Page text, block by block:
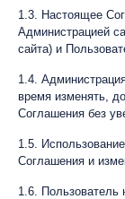
1.3. Настоящее
Администрацией
сайта) и
1.4.
время изменять,
Соглашения без
1.5.
Соглашения и
1.6. Пользователь